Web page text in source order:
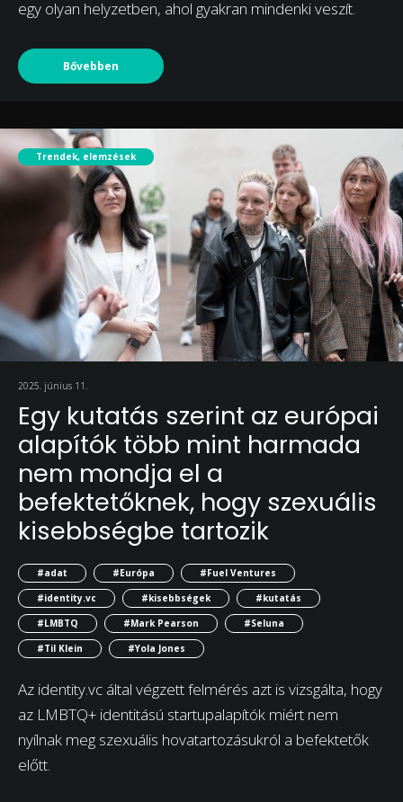
egy olyan helyzetben, ahol gyakran mindenki veszít.
Bővebben
Trendek, elemzések
2025. június 11.
Egy kutatás szerint az európai
alapítók több mint harmada
nem mondja el a
befektetőknek, hogy szexuális
kisebbségbe tartozik
#adat #Európa
#Fuel Ventures
#identity.vc
#kisebbségek
#kutatás
#LMBTQ
#Mark Pearson
#Seluna
#Til Klein
#Yola Jones
Az identity.vc által végzett felmérés azt is vizsgálta, hogy
az LMBTQ+ identitású startupalapítók miért nem
nyílnak meg szexuális hovatartozásukról a befektetők
előtt.